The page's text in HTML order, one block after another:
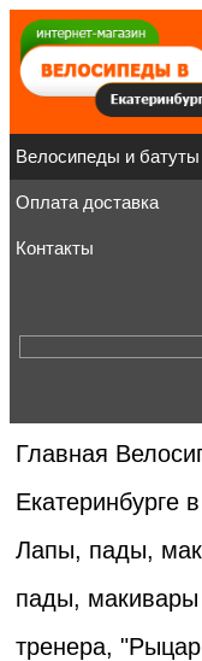
Велосипеды и батуты
Оплата доставка
Контакты
Главная
Екатеринбурге
Лапы, пады,
пады,
тренера,